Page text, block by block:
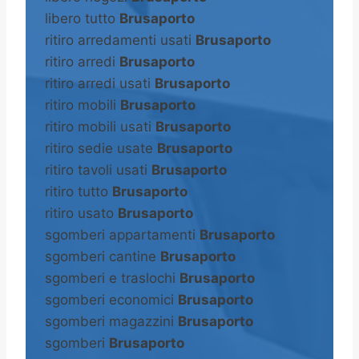
libero tutto Brusaporto
ritiro arredamenti usati Brusaporto
ritiro arredi Brusaporto
ritiro arredi usati Brusaporto
ritiro mobili Brusaporto
ritiro mobili usati Brusaporto
ritiro sedie usate Brusaporto
ritiro tavoli usati Brusaporto
ritiro tutto Brusaporto
ritiro usato Brusaporto
sgomberi appartamenti Brusaporto
sgomberi cantine Brusaporto
sgomberi e traslochi Brusaporto
sgomberi economici Brusaporto
sgomberi magazzini Brusaporto
sgomberi Brusaporto